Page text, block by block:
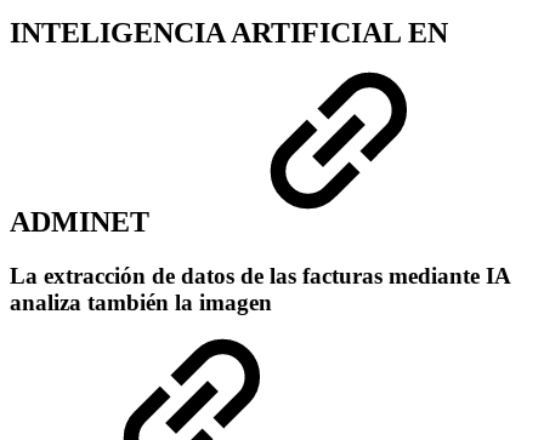
INTELIGENCIA ARTIFICIAL EN
ADMINET
La extracción de datos de las facturas mediante IA
analiza también la imagen